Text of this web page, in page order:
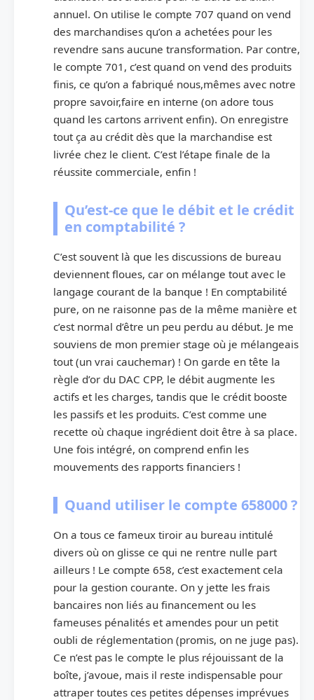
annuel. On utilise le compte 707 quand on vend
des marchandises qu’on a achetées pour les
revendre sans aucune transformation. Par contre,
le compte 701, c’est quand on vend des produits
finis, ce qu’on a fabriqué nous,mêmes avec notre
propre savoir,faire en interne (on adore tous
quand les cartons arrivent enfin). On enregistre
tout ça au crédit dès que la marchandise est
livrée chez le client. C’est l’étape finale de la
réussite commerciale, enfin !
Qu’est-ce que le débit et le crédit
en comptabilité ?
C’est souvent là que les discussions de bureau
deviennent floues, car on mélange tout avec le
langage courant de la banque ! En comptabilité
pure, on ne raisonne pas de la même manière et
c’est normal d’être un peu perdu au début. Je me
souviens de mon premier stage où je mélangeais
tout (un vrai cauchemar) ! On garde en tête la
règle d’or du DAC CPP, le débit augmente les
actifs et les charges, tandis que le crédit booste
les passifs et les produits. C’est comme une
recette où chaque ingrédient doit être à sa place.
Une fois intégré, on comprend enfin les
mouvements des rapports financiers !
Quand utiliser le compte 658000 ?
On a tous ce fameux tiroir au bureau intitulé
divers où on glisse ce qui ne rentre nulle part
ailleurs ! Le compte 658, c’est exactement cela
pour la gestion courante. On y jette les frais
bancaires non liés au financement ou les
fameuses pénalités et amendes pour un petit
oubli de réglementation (promis, on ne juge pas).
Ce n’est pas le compte le plus réjouissant de la
boîte, j’avoue, mais il reste indispensable pour
attraper toutes ces petites dépenses imprévues